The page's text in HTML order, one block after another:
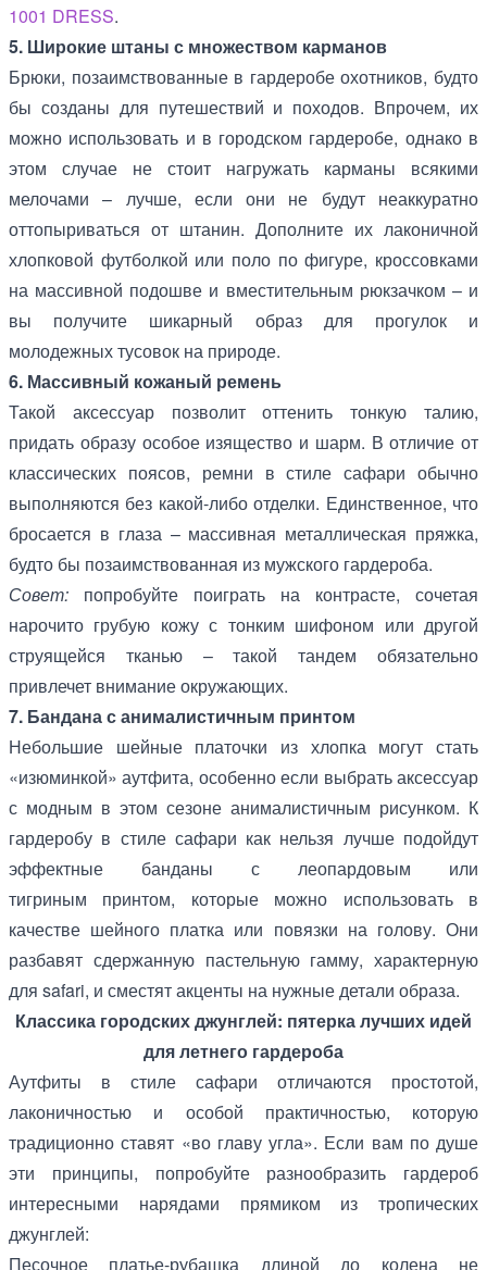
1001 DRESS.
5. Широкие штаны с множеством карманов
Брюки, позаимствованные в гардеробе охотников, будто
бы созданы для путешествий и походов. Впрочем, их
можно использовать и в городском гардеробе, однако в
этом случае не стоит нагружать карманы всякими
мелочами – лучше, если они не будут неаккуратно
оттопыриваться от штанин. Дополните их лаконичной
хлопковой футболкой или поло по фигуре, кроссовками
на массивной подошве и вместительным рюкзачком – и
вы получите шикарный образ для прогулок и
молодежных тусовок на природе.
6. Массивный кожаный ремень
Такой аксессуар позволит оттенить тонкую талию,
придать образу особое изящество и шарм. В отличие от
классических поясов, ремни в стиле сафари обычно
выполняются без какой-либо отделки. Единственное, что
бросается в глаза – массивная металлическая пряжка,
будто бы позаимствованная из мужского гардероба.
Совет: попробуйте поиграть на контрасте, сочетая
нарочито грубую кожу с тонким шифоном или другой
струящейся тканью – такой тандем обязательно
привлечет внимание окружающих.
7. Бандана с анималистичным принтом
Небольшие шейные платочки из хлопка могут стать
«изюминкой» аутфита, особенно если выбрать аксессуар
с модным в этом сезоне анималистичным рисунком. К
гардеробу в стиле сафари как нельзя лучше подойдут
эффектные банданы с леопардовым или
тигриным принтом, которые можно использовать в
качестве шейного платка или повязки на голову. Они
разбавят сдержанную пастельную гамму, характерную
для safari, и сместят акценты на нужные детали образа.
Классика городских джунглей: пятерка лучших идей
для летнего гардероба
Аутфиты в стиле сафари отличаются простотой,
лаконичностью и особой практичностью, которую
традиционно ставят «во главу угла». Если вам по душе
эти принципы, попробуйте разнообразить гардероб
интересными нарядами прямиком из тропических
джунглей:
Песочное платье-рубашка длиной до колена не